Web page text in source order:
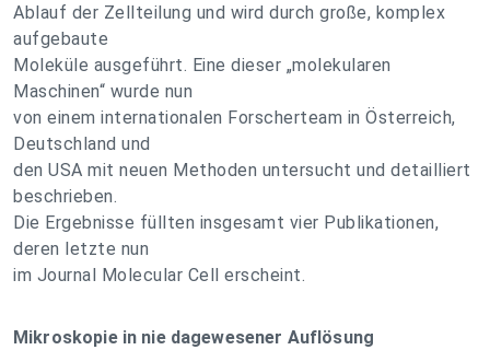
Ablauf der Zellteilung und wird durch große, komplex
aufgebaute
Moleküle ausgeführt. Eine dieser „molekularen
Maschinen“ wurde nun
von einem internationalen Forscherteam in Österreich,
Deutschland und
den USA mit neuen Methoden untersucht und detailliert
beschrieben.
Die Ergebnisse füllten insgesamt vier Publikationen,
deren letzte nun
im Journal Molecular Cell erscheint.
Mikroskopie in nie dagewesener Auflösung